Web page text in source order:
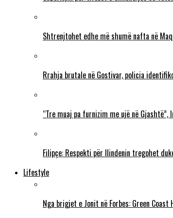
Shtrenjtohet edhe më shumë nafta në
Rrahja brutale në Gostivar, policia
“Tre muaj pa furnizim me ujë në
Filipçe: Respekti për Ilindenin tregohet
Lifestyle
Nga brigjet e Jonit në Forbes: Green